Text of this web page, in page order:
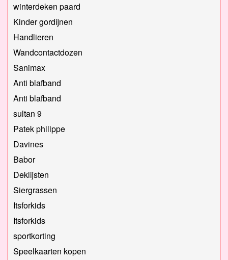
winterdeken paard
Kinder gordijnen
Handlieren
Wandcontactdozen
Sanimax
Anti blafband
Anti blafband
sultan 9
Patek philippe
Davines
Babor
Deklijsten
Siergrassen
Itsforkids
Itsforkids
sportkorting
Speelkaarten kopen